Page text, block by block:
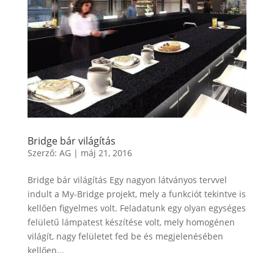
Bridge bár világítás
Szerző: AG| máj 21, 2016
Bridge bár világítás Egy nagyon látványos tervvel
indult a My-Bridge projekt, mely a funkciót tekintve is
kellően figyelmes volt. Feladatunk egy olyan egységes
felületű lámpatest készítése volt, mely homogénen
világít, nagy felületet fed be és megjelenésében
kellően...